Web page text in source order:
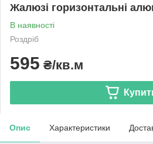
Жалюзі горизонтальні
В наявності
Роздріб
595 ₴/кв.м
Опис Характеристики